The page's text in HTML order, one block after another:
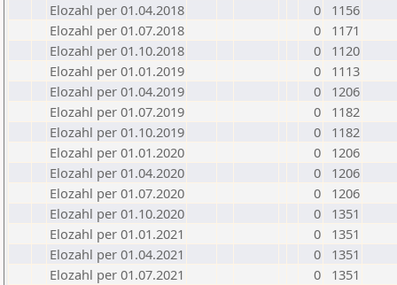
Elozahl per 01.04.2018
0
1156
Elozahl per 01.07.2018
0
1171
Elozahl per 01.10.2018
0
1120
Elozahl per 01.01.2019
0
1113
Elozahl per 01.04.2019
0
1206
Elozahl per 01.07.2019
0
1182
Elozahl per 01.10.2019
0
1182
Elozahl per 01.01.2020
0
1206
Elozahl per 01.04.2020
0
1206
Elozahl per 01.07.2020
0
1206
Elozahl per 01.10.2020
0
1351
Elozahl per 01.01.2021
0
1351
Elozahl per 01.04.2021
0
1351
Elozahl per 01.07.2021
0
1351